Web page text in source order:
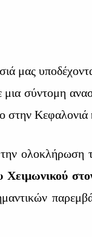
μας
σύντομη
στην Κεφαλονιά
ολοκλήρωση
Χειμωνικού